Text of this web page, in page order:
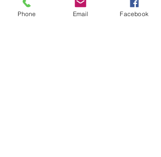
Phone Email Facebook